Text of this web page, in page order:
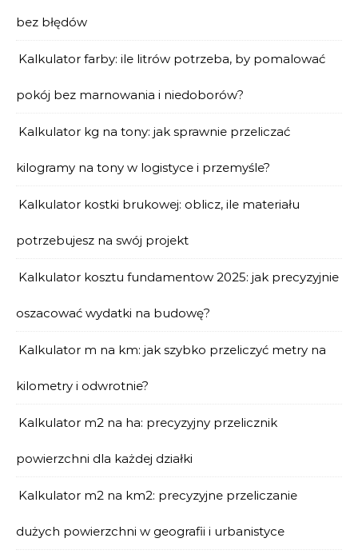
bez błędów
Kalkulator farby: ile litrów potrzeba, by pomalować
pokój bez marnowania i niedoborów?
Kalkulator kg na tony: jak sprawnie przeliczać
kilogramy na tony w logistyce i przemyśle?
Kalkulator kostki brukowej: oblicz, ile materiału
potrzebujesz na swój projekt
Kalkulator kosztu fundamentow 2025: jak precyzyjnie
oszacować wydatki na budowę?
Kalkulator m na km: jak szybko przeliczyć metry na
kilometry i odwrotnie?
Kalkulator m2 na ha: precyzyjny przelicznik
powierzchni dla każdej działki
Kalkulator m2 na km2: precyzyjne przeliczanie
dużych powierzchni w geografii i urbanistyce